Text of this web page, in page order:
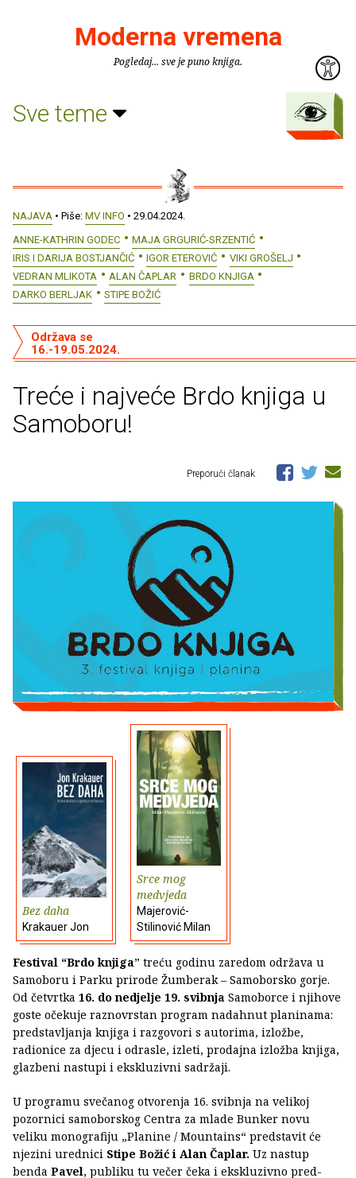
Moderna vremena
Pogledaj... sve je puno knjiga.
Sve teme
NAJAVA • Piše: MV INFO • 29.04.2024.
ANNE-KATHRIN GODEC
MAJA GRGURIĆ-SRZENTIĆ
IRIS I DARIJA BOSTJANČIĆ
IGOR ETEROVIĆ
VIKI GROŠELJ
VEDRAN MLIKOTA
ALAN ČAPLAR
BRDO KNJIGA
DARKO BERLJAK
STIPE BOŽIĆ
Treće i najveće Brdo knjiga u
Samoboru!
Održava se
16.-19.05.2024.
Preporuči članak
Bez daha
Krakauer Jon
Srce mog
medvjeda
Majerović-
Stilinović Milan
Festival “Brdo knjiga” treću godinu zaredom održava u
Samoboru i Parku prirode Žumberak – Samoborsko gorje.
Od četvrtka 16. do nedjelje 19. svibnja Samoborce i njihove
goste očekuje raznovrstan program nadahnut planinama:
predstavljanja knjiga i razgovori s autorima, izložbe,
radionice za djecu i odrasle, izleti, prodajna izložba knjiga,
glazbeni nastupi i ekskluzivni sadržaji.
U programu svečanog otvorenja 16. svibnja na velikoj
pozornici samoborskog Centra za mlade Bunker novu
veliku monografiju „Planine / Mountains“ predstavit će
njezini urednici Stipe Božić i Alan Čaplar. Uz nastup
benda Pavel, publiku tu večer čeka i ekskluzivno pred-